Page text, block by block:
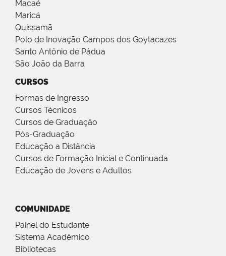
Macaé
Maricá
Quissamã
Polo de Inovação Campos dos Goytacazes
Santo Antônio de Pádua
São João da Barra
CURSOS
Formas de Ingresso
Cursos Técnicos
Cursos de Graduação
Pós-Graduação
Educação a Distância
Cursos de Formação Inicial e Continuada
Educação de Jovens e Adultos
COMUNIDADE
Painel do Estudante
Sistema Acadêmico
Bibliotecas